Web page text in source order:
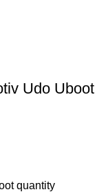
Udo Uboot
quantity